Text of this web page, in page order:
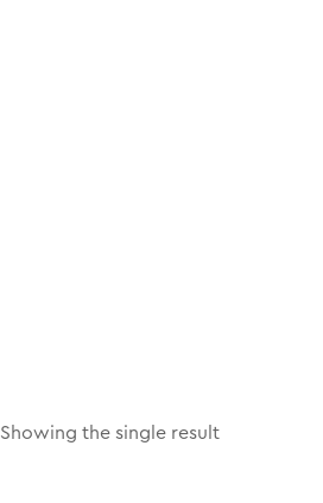
Showing the single result